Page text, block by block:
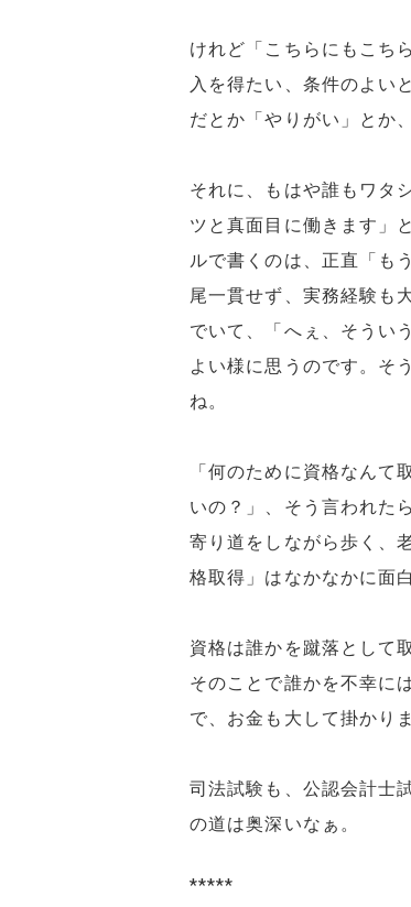
けれど「こちらにもこち
入を得たい、条件のよい
だとか「やりがい」とか
それに、もはや誰もワタ
ツと真面目に働きます」
ルで書くのは、正直「も
尾一貫せず、実務経験も
でいて、「へぇ、そうい
よい様に思うのです。そ
ね。
「何のために資格なん
いの？」、そう言われた
寄り道をしながら歩く、
格取得」はなかなかに面
資格は誰かを蹴落として
そのことで誰かを不幸に
で、お金も大して掛かり
司法試験も、公認会計士
の道は奥深いなぁ。
*****